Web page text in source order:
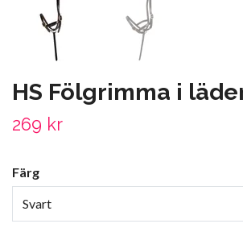
HS Fölgrimma i
269 kr
Färg
Svart